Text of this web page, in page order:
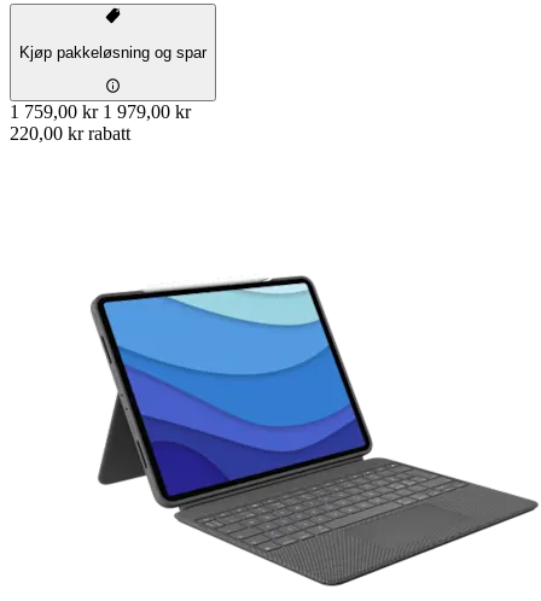
Kjøp pakkeløsning og spar
1 759,00 kr 1 979,00 kr
220,00 kr rabatt